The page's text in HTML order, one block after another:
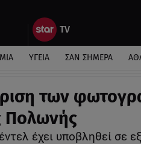
ΥΓΕΙΑ ΣΑΝ ΣΗΜΕΡΑ
των
Πολωνής
έχει υποβληθεί σε